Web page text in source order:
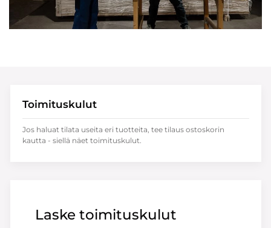
Laske toimituskulut
Toimituskulut
Jos haluat tilata useita eri tuotteita, tee tilaus ostoskorin
kautta - siellä näet toimituskulut.